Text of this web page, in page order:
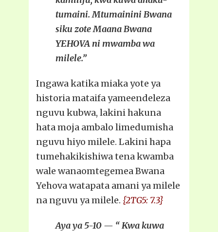
tumaini. Mtumainini Bwana
siku zote Maana Bwana
YEHOVA ni mwamba wa
milele.”
Ingawa katika miaka yote ya
historia mataifa yameendeleza
nguvu kubwa, lakini hakuna
hata moja ambalo limedumisha
nguvu hiyo milele. Lakini hapa
tumehakikishiwa tena kwamba
wale wanaomtegemea Bwana
Yehova watapata amani ya milele
na nguvu ya milele. {2TG5: 7.3}
Aya ya 5-10 — “ Kwa kuwa